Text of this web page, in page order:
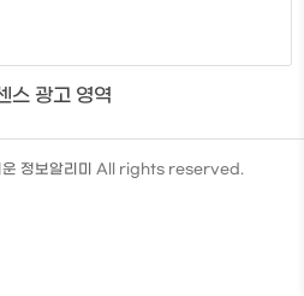
스 광고 영역
정보알리미 All rights reserved.